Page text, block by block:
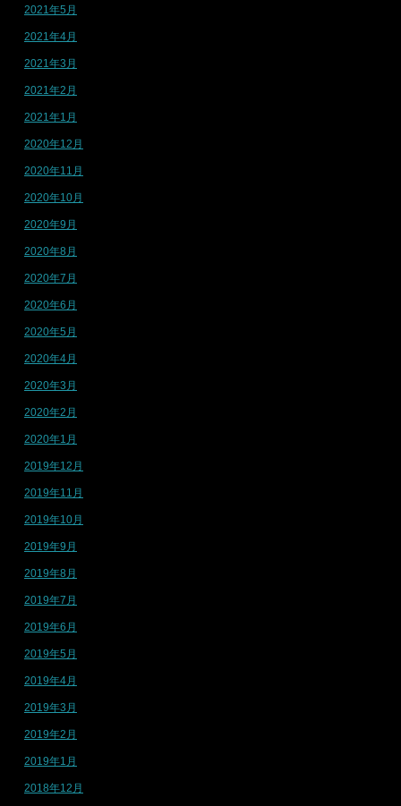
2021年5月
2021年4月
2021年3月
2021年2月
2021年1月
2020年12月
2020年11月
2020年10月
2020年9月
2020年8月
2020年7月
2020年6月
2020年5月
2020年4月
2020年3月
2020年2月
2020年1月
2019年12月
2019年11月
2019年10月
2019年9月
2019年8月
2019年7月
2019年6月
2019年5月
2019年4月
2019年3月
2019年2月
2019年1月
2018年12月